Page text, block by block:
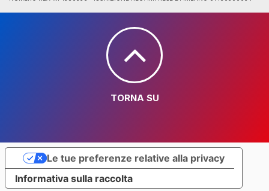
TORNA SU
Informativa sulla raccolta
Le tue preferenze relative alla privacy